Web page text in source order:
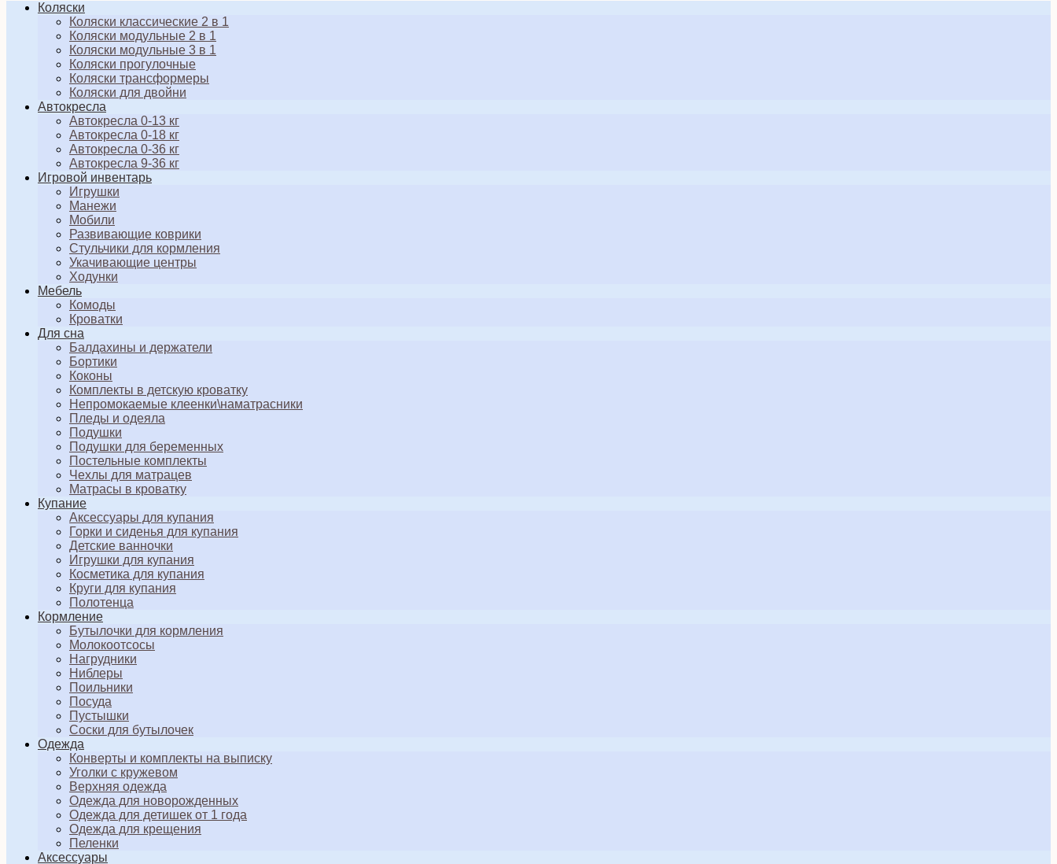
Коляски
Коляски классические 2 в 1
Коляски модульные 2 в 1
Коляски модульные 3 в 1
Коляски прогулочные
Коляски трансформеры
Коляски для двойни
Автокресла
Автокресла 0-13 кг
Автокресла 0-18 кг
Автокресла 0-36 кг
Автокресла 9-36 кг
Игровой инвентарь
Игрушки
Манежи
Мобили
Развивающие коврики
Стульчики для кормления
Укачивающие центры
Ходунки
Мебель
Комоды
Кроватки
Для сна
Балдахины и держатели
Бортики
Коконы
Комплекты в детскую кроватку
Непромокаемые клеенки\наматрасники
Пледы и одеяла
Подушки
Подушки для беременных
Постельные комплекты
Чехлы для матрацев
Матрасы в кроватку
Купание
Аксессуары для купания
Горки и сиденья для купания
Детские ванночки
Игрушки для купания
Косметика для купания
Круги для купания
Полотенца
Кормление
Бутылочки для кормления
Молокоотсосы
Нагрудники
Ниблеры
Поильники
Посуда
Пустышки
Соски для бутылочек
Одежда
Конверты и комплекты на выписку
Уголки с кружевом
Верхняя одежда
Одежда для новорожденных
Одежда для детишек от 1 года
Одежда для крещения
Пеленки
Аксессуары